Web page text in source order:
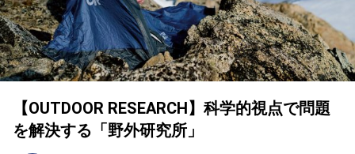
【OUTDOOR RESEARCH】科学的視点で問題
を解決する「野外研究所」